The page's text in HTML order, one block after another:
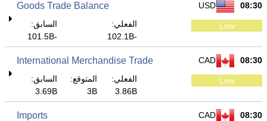
08:30
USD
Goods Trade Balance
Low
الفعلي:
-102.1B
السابق:
-101.5B
08:30
CAD
International Merchandise Trade
Low
الفعلي:
3.86B
المتوقع:
3B
السابق:
3.69B
08:30
CAD
Imports